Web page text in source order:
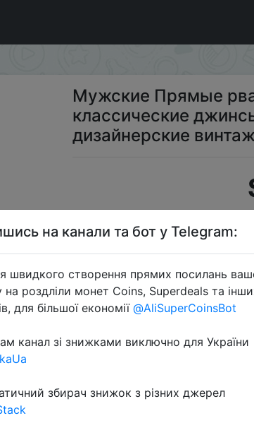
джинсы с оранжевыми полосками,
Мужские Прямые
классические
дизайнерские
на канали та бот у Telegram:
швидкого створення прямих посилань
на роздліли монет Coins, Superdeals та
для більшої економії @AliSuperCoinsBot
канал зі знижками виключно для України
збирач знижок з різних джерел